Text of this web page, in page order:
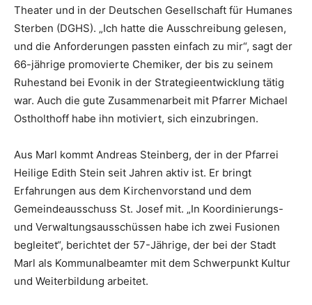
Theater und in der Deutschen Gesellschaft für Humanes
Sterben (DGHS). „Ich hatte die Ausschreibung gelesen,
und die Anforderungen passten einfach zu mir“, sagt der
66-jährige promovierte Chemiker, der bis zu seinem
Ruhestand bei Evonik in der Strategieentwicklung tätig
war. Auch die gute Zusammenarbeit mit Pfarrer Michael
Ostholthoff habe ihn motiviert, sich einzubringen.
Aus Marl kommt Andreas Steinberg, der in der Pfarrei
Heilige Edith Stein seit Jahren aktiv ist. Er bringt
Erfahrungen aus dem Kirchenvorstand und dem
Gemeindeausschuss St. Josef mit. „In Koordinierungs-
und Verwaltungsausschüssen habe ich zwei Fusionen
begleitet“, berichtet der 57-Jährige, der bei der Stadt
Marl als Kommunalbeamter mit dem Schwerpunkt Kultur
und Weiterbildung arbeitet.